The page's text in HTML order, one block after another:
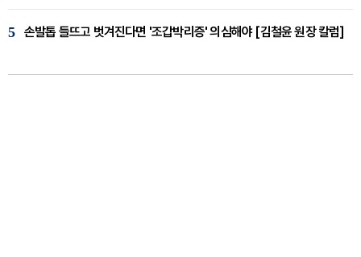
5 손발톱 들뜨고 벗겨진다면 '조갑박리증' 의심해야 [김철윤 원장 칼럼]